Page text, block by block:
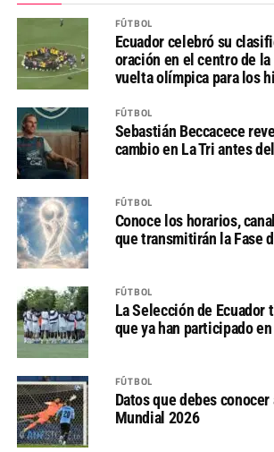
FÚTBOL
Ecuador celebró su
oración en el centro de la
vuelta olímpica para los
FÚTBOL
Sebastián Beccacece
cambio en La Tri antes
FÚTBOL
Conoce los horarios,
que transmitirán la Fase
FÚTBOL
La Selección de Ecuador
que ya han participado
FÚTBOL
Datos que debes
Mundial 2026